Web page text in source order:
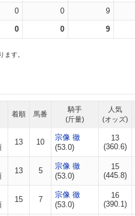
0 0 9
0 0 9
ます。
着順 馬番
騎手
(斤量)
人気
(オッズ)
13 10
宗像 徹
(53.0)
13
(360.6)
13 5
宗像 徹
(53.0)
15
(445.8)
15 7
宗像 徹
(53.0)
16
(390.1)